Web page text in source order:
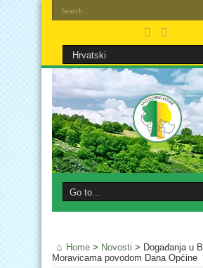
Home > Novosti > Događanja u
Moravicama povodom Dana Općine